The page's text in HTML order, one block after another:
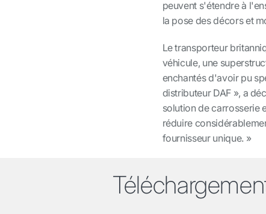
peuvent s'étendre à
la pose des décors et
Le transporteur
véhicule, une
enchantés d'avoir pu
distributeur DAF », a
solution de carrosserie
réduire
fournisseur unique. »